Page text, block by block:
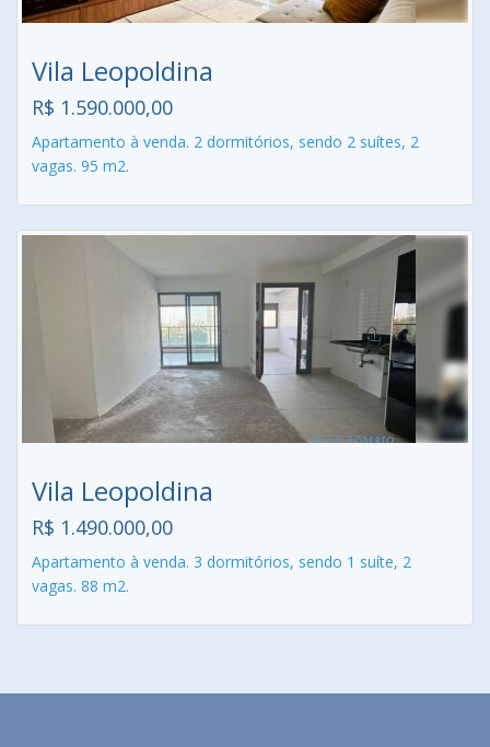
Vila Leopoldina
R$ 1.590.000,00
Apartamento à venda. 2 dormitórios, sendo 2 suítes, 2
vagas. 95 m2.
Vila Leopoldina
R$ 1.490.000,00
Apartamento à venda. 3 dormitórios, sendo 1 suíte, 2
vagas. 88 m2.